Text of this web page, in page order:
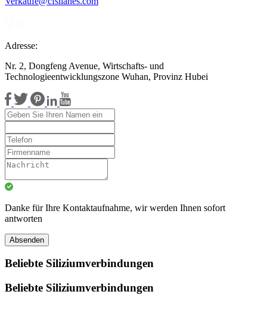
Adresse:
Nr. 2, Dongfeng Avenue, Wirtschafts- und
Technologieentwicklungszone Wuhan, Provinz Hubei
Danke für Ihre Kontaktaufnahme, wir werden Ihnen sofort
antworten
Absenden
Beliebte Siliziumverbindungen
Beliebte Siliziumverbindungen